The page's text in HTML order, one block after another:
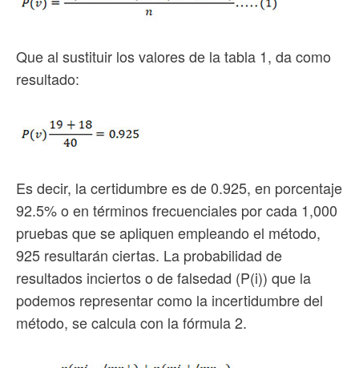
Que al sustituir los valores de la tabla 1, da como
resultado:
Es decir, la certidumbre es de 0.925, en porcentaje
92.5% o en términos frecuenciales por cada 1,000
pruebas que se apliquen empleando el método,
925 resultarán ciertas. La probabilidad de
resultados inciertos o de falsedad (P(i)) que la
podemos representar como la incertidumbre del
método, se calcula con la fórmula 2.